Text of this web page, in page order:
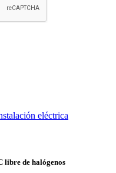
eléctrica
libre de halógenos